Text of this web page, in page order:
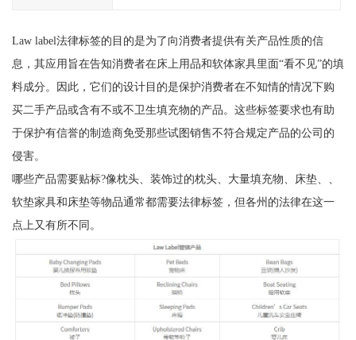
Law label法律标签的目的是为了向消费者提供有关产品性质的信
息，其应用旨在告知消费者在床上用品和软体家具里面“看不见”的填
料成分。因此，它们的设计目的是保护消费者在不知情的情况下购
买二手产品或含有不或不卫生填充物的产品。这些标签要求也有助
于保护有信誉的制造商免受那些试图销售不符合规定产品的公司的
侵害。
哪些产品需要贴标?像枕头、装饰过的枕头、大量填充物、床垫、、
软垫家具和床垫等物品通常都需要法律标签，但各州的法律在这一
点上又有所不同。